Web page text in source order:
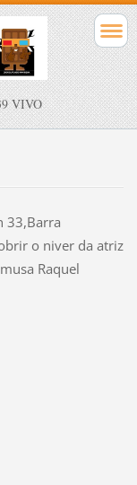
VIVO
33,Barra
o niver da atriz
Raquel